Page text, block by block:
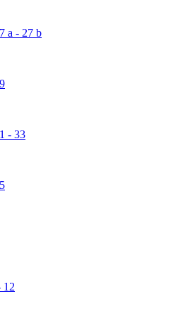
a - 27 b
- 33
12